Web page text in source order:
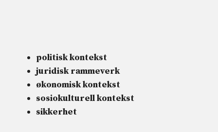
politisk kontekst
juridisk rammeverk
økonomisk kontekst
sosiokulturell kontekst
sikkerhet